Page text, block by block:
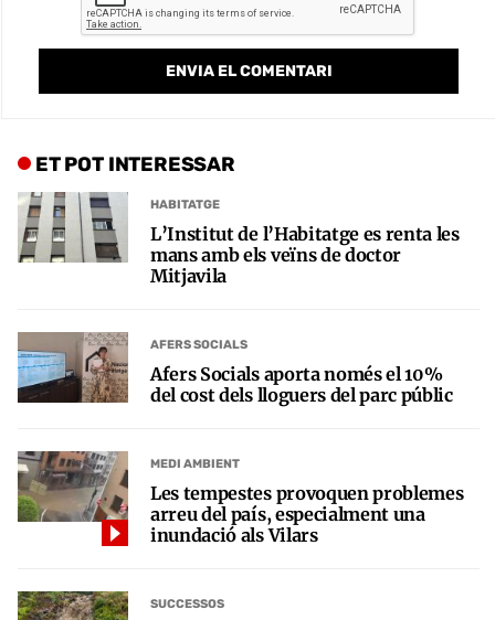
ET POT INTERESSAR
HABITATGE
L’Institut de l’Habitatge es renta les
mans amb els veïns de doctor
Mitjavila
AFERS SOCIALS
Afers Socials aporta només el 10%
del cost dels lloguers del parc públic
MEDI AMBIENT
Les tempestes provoquen problemes
arreu del país, especialment una
inundació als Vilars
SUCCESSOS